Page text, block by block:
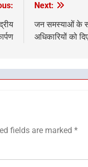
Next:
जन समस्याओं के
अधिकारियों को
fields are marked *